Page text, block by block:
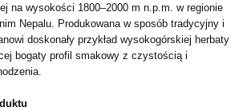
na wysokości 1800–2000 m n.p.m. w regionie
Nepalu. Produkowana w sposób tradycyjny i
doskonały przykład wysokogórskiej herbaty
bogaty profil smakowy z czystością i